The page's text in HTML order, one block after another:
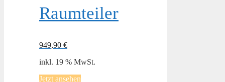
Raumteiler
949,90 €
inkl. 19 % MwSt.
Jetzt ansehen